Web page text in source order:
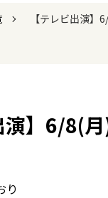
【テレビ出演】
演】6/8(
り